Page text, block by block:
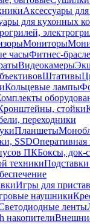
Аксессуары
для кухонных
Мониторы
часыФитнес-
Видеокамеры
Штативы
Кольцевые лампы
стойки
переходники
Планшеты
SSDОперативная
ПКБоксы, док-
техникиПодставки
Игры для
наушники
ленты
накопители